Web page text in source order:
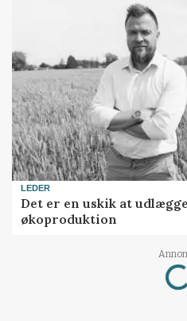
LEDER
Det er en uskik at
økoproduktion